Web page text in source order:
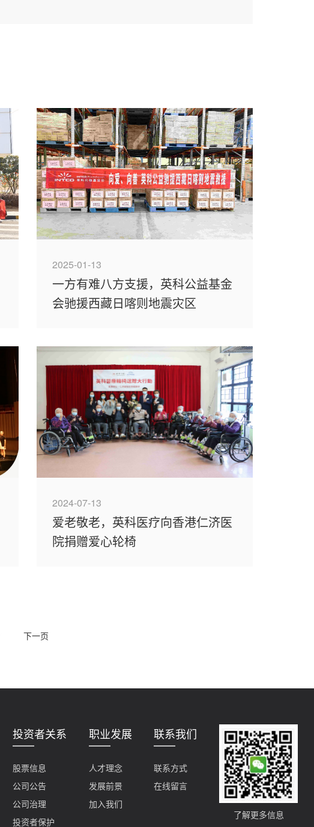
2025-01-13
一方有难八方支援，英科公益基金
会驰援西藏日喀则地震灾区
2024-07-13
爱老敬老，英科医疗向香港仁济医
院捐赠爱心轮椅
下一页
投资者关系
股票信息
公司公告
公司治理
投资者保护
职业发展
人才理念
发展前景
加入我们
联系我们
联系方式
在线留言
了解更多信息